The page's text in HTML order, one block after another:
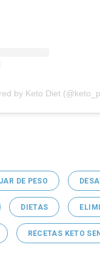
by Keto Diet
DE PESO
DIETAS
RECETAS KETO